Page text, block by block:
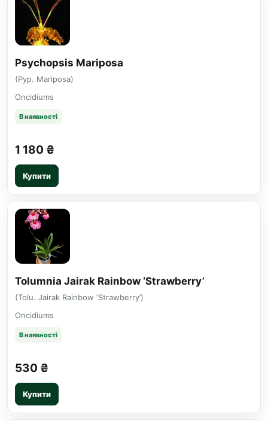
Psychopsis Mariposa
(Pyp. Mariposa)
Oncidiums
В наявності
1 180 ₴
Купити
Tolumnia Jairak Rainbow ‘Strawberry’
(Tolu. Jairak Rainbow ‘Strawberry’)
Oncidiums
В наявності
530 ₴
Купити